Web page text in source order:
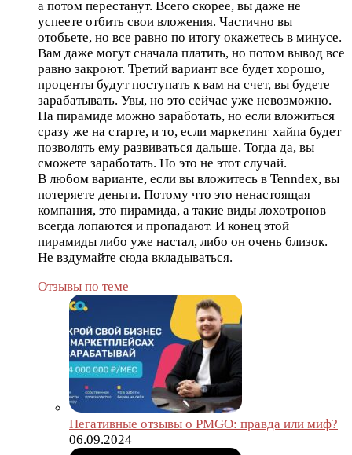
а потом перестанут. Всего скорее, вы даже не
успеете отбить свои вложения. Частично вы
отобьете, но все равно по итогу окажетесь в минусе.
Вам даже могут сначала платить, но потом вывод все
равно закроют. Третий вариант все будет хорошо,
проценты будут поступать к вам на счет, вы будете
зарабатывать. Увы, но это сейчас уже невозможно.
На пирамиде можно заработать, но если вложиться
сразу же на старте, и то, если маркетинг хайпа будет
позволять ему развиваться дальше. Тогда да, вы
сможете заработать. Но это не этот случай.
В любом варианте, если вы вложитесь в Tenndex, вы
потеряете деньги. Потому что это ненастоящая
компания, это пирамида, а такие виды лохотронов
всегда лопаются и пропадают. И конец этой
пирамиды либо уже настал, либо он очень близок.
Не вздумайте сюда вкладываться.
Отзывы по теме
Негативные отзывы о PMGO: правда или миф?
06.09.2024